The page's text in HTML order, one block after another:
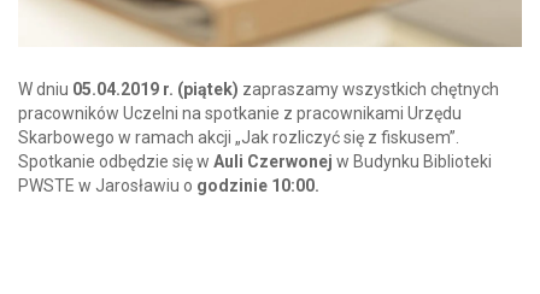
W dniu 05.04.2019 r. (piątek) zapraszamy wszystkich chętnych
pracowników Uczelni na spotkanie z pracownikami Urzędu
Skarbowego w ramach akcji „Jak rozliczyć się z fiskusem”.
Spotkanie odbędzie się w Auli Czerwonej w Budynku Biblioteki
PWSTE w Jarosławiu o godzinie 10:00.